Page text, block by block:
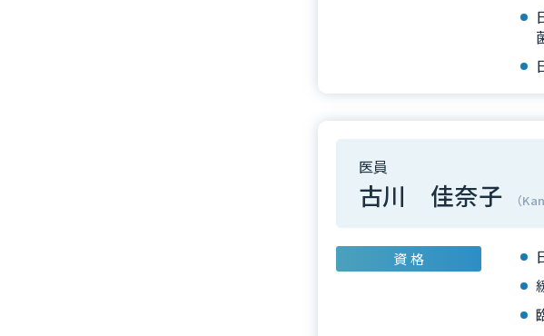
医員
古川 佳奈子 （
資 格